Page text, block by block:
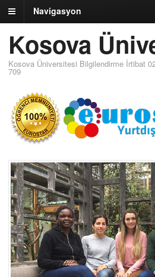
Navigasyon
Kosova
Kosova Üniversitesi Bilgilendirme İrtibat
709